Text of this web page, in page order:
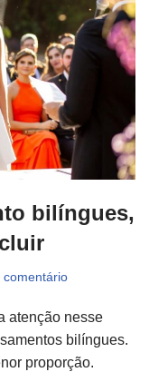
bilíngues,
comentário
atenção nesse
bilíngues.
proporção.